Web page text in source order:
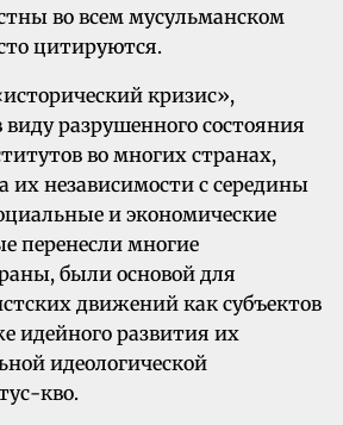
во всем мусульманском
цитируются.
кризис»,
разрушенного состояния
во многих странах,
их независимости с середины
и экономические
перенесли многие
были основой для
движений как субъектов
идейного развития их
идеологической
кво.